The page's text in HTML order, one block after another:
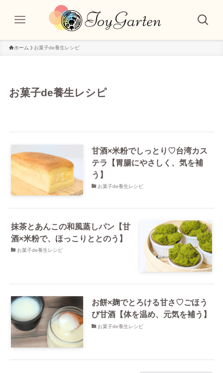
ホーム お菓子de養生レシピ
お菓子de養生レシピ
甘酒×米粉でしっとり♡台湾カス
テラ【胃腸にやさしく、気を補
う】
お菓子de養生レシピ
抹茶とあんこの和風蒸しパン【甘
酒×米粉で、ほっこりととのう】
お菓子de養生レシピ
お餅×麹でとろける甘さ♡ごほう
び甘酒【体を温め、元気を補う】
お菓子de養生レシピ